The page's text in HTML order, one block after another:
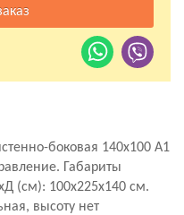
боковая 140x100 A1
Габариты
(см): 100x225x140 см.
высоту нет